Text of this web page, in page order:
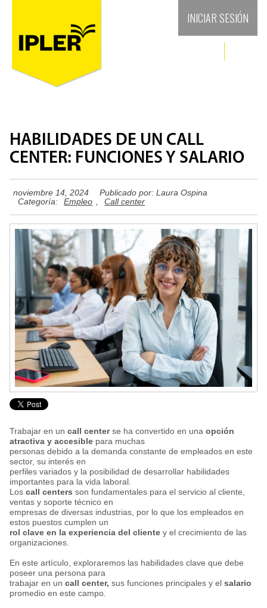
INICIAR SESIÓN
HABILIDADES DE UN CALL
CENTER: FUNCIONES Y SALARIO
noviembre 14, 2024 Publicado por:Laura Ospina
Categoría:
Empleo Call center
Trabajar en un call centerse ha convertido en una opción
atractiva y accesible para muchas
personas debido a la demanda constante de empleados en este
sector, su interés en
perfiles variados y la posibilidad de desarrollar habilidades
importantes para la vida laboral.
Los call centers son fundamentales para el servicio al cliente,
ventas y soporte técnico en
empresas de diversas industrias, por lo que los empleados en
estos puestos cumplen un
rol clave en la experiencia del cliente y el crecimiento de las
organizaciones.
En este artículo, exploraremos las habilidades clave que debe
poseer una persona para
trabajar en un call center, sus funciones principales y el salario
promedio en este campo.